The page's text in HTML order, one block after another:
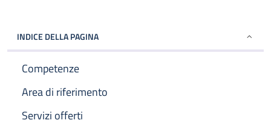
INDICE DELLA PAGINA
Competenze
Area di riferimento
Servizi offerti